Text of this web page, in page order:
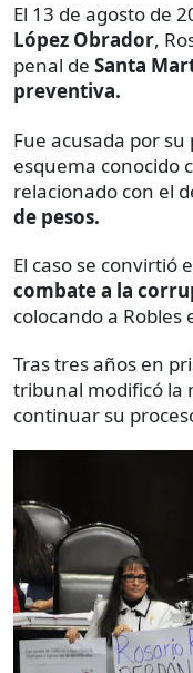
El 13 de agosto de
López Obrador,
penal de Santa
preventiva.
Fue acusada por
esquema conocido
relacionado con el
de pesos.
El caso se convirtió
combate a la
colocando a
Tras tres años en
tribunal modificó la
continuar su